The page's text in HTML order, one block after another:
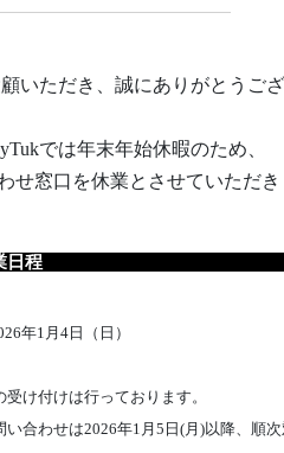
いただき、誠にありがとうご
では年末年始休暇のため、
せ窓口を休業とさせていただ
わせ窓口
年1月4日（日）
け付けは行っております。
合わせは2026年1月5日(月)以降、順